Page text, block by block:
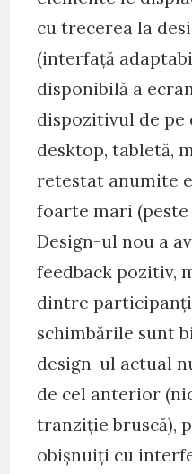
cu trecerea la
(interfață
disponibilă a
dispozitivul de pe
desktop, tabletă,
retestat anumite
foarte mari (peste
Design-ul nou a
feedback pozitiv,
dintre
schimbările sunt
design-ul actual
de cel anterior
tranziție bruscă),
obișnuiți cu